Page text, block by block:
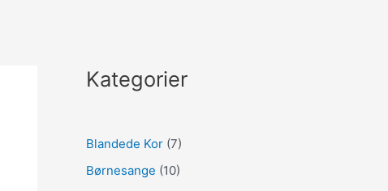
Kategorier
Blandede Kor (7)
Børnesange (10)